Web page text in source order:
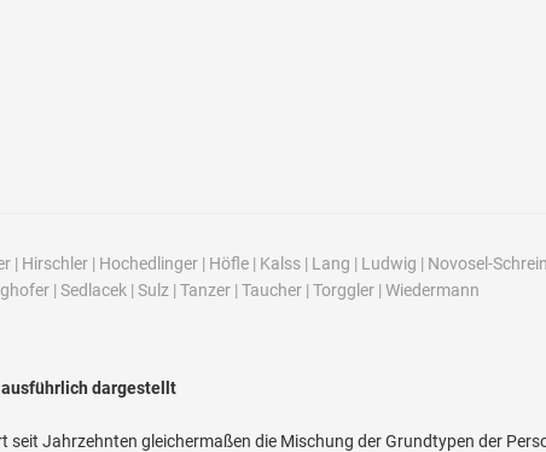
| Hirschler| Hochedlinger| Höfle| Kalss| Lang | Ludwig | Novosel-
| Sedlacek| Sulz| Tanzer| Taucher| Torggler| Wiedermann
ausführlich dargestellt
seit Jahrzehnten gleichermaßen die Mischung der Grundtypen der